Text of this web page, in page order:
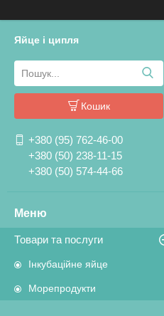
Яйце і ципля
Кошик
+380 (95) 762-46-00
+380 (50) 238-11-15
+380 (50) 574-44-66
Товари та послуги
Інкубаційне яйце
Морепродукти